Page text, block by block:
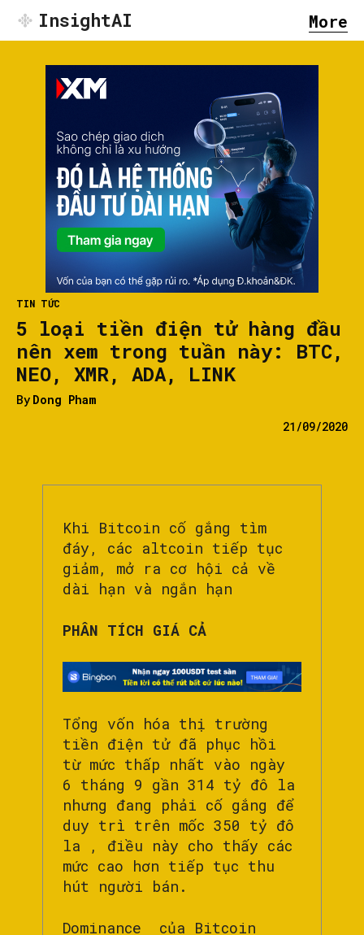
InsightAI More
TIN TỨC
5 loại tiền điện tử hàng đầu
nên xem trong tuần này: BTC,
NEO, XMR, ADA, LINK
By Dong Pham
21/09/2020
Khi Bitcoin cố gắng tìm
đáy, các altcoin tiếp tục
giảm, mở ra cơ hội cả về
dài hạn và ngắn hạn
PHÂN TÍCH GIÁ CẢ
Tổng vốn hóa thị trường
tiền điện tử đã phục hồi
từ mức thấp nhất vào ngày
6 tháng 9 gần 314 tỷ đô la
nhưng đang phải cố gắng để
duy trì trên mốc 350 tỷ đô
la , điều này cho thấy các
mức cao hơn tiếp tục thu
hút người bán.
Dominance của Bitcoin